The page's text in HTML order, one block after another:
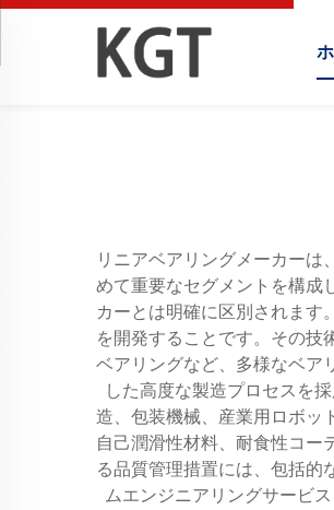
リニアベアリングメーカー
めて重要なセグメントを構成
カーとは明確に区別されます
を開発することです。その技
ベアリングなど、多様なベア
した高度な製造プロセスを
造、包装機械、産業用ロボッ
自己潤滑性材料、耐食性コー
る品質管理措置には、包括的
ムエンジニアリングサービ